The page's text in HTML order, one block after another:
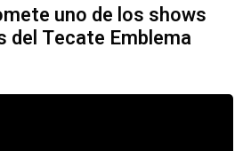
uno de los shows
del Tecate Emblema